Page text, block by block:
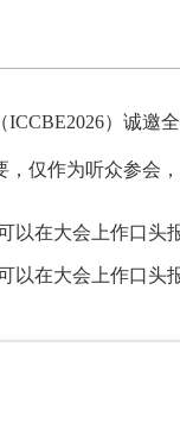
）诚邀
仅作为听众参会
以在大会上作口
以在大会上作口